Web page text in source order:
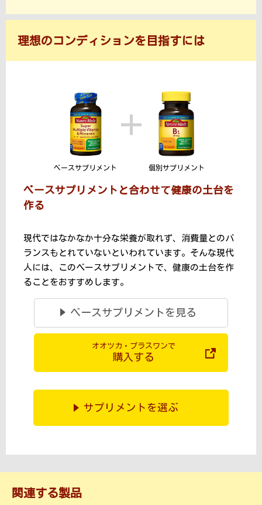
理想のコンディションを目指すには
ベースサプリメント 個別サプリメント
ベースサプリメントと合わせて健康の土台を
作る
現代ではなかなか十分な栄養が取れず、消費量とのバ
ランスもとれていないといわれています。そんな現代
人には、このベースサプリメントで、健康の土台を作
ることをおすすめします。
ベースサプリメントを見る
オオツカ・プラスワンで
購入する
サプリメントを選ぶ
関連する製品